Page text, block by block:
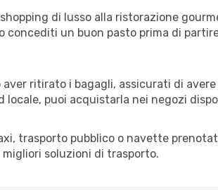
di lusso alla ristorazione
concediti un buon pasto prima di
ritirato i bagagli, assicurati di
puoi acquistarla nei negozi
trasporto pubblico o navette
soluzioni di trasporto.